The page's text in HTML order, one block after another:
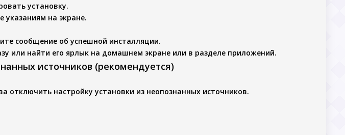
установку.
указаниям на экране.
сообщение об успешной инсталляции.
или найти его ярлык на домашнем экране или в разделе приложений.
источников (рекомендуется)
отключить настройку установки из неопознанных источников.